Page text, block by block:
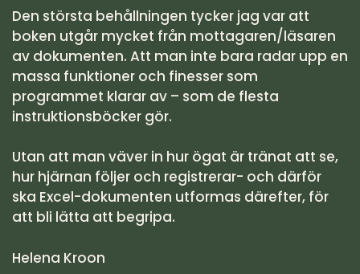
Den största behållningen tycker jag var att
boken utgår mycket från mottagaren/läsaren
av dokumenten. Att man inte bara radar upp en
massa funktioner och finesser som
programmet klarar av – som de flesta
instruktionsböcker gör.
Utan att man väver in hur ögat är tränat att se,
hur hjärnan följer och registrerar- och därför
ska Excel-dokumenten utformas därefter, för
att bli lätta att begripa.
Helena Kroon